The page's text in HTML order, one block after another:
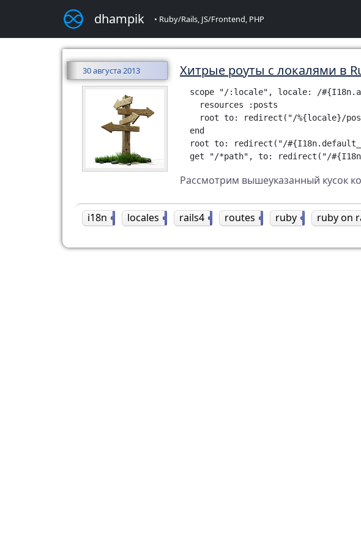
dhampik • Ruby/Rails, JS/Frontend, PHP
30 августа 2013 Хитрые роуты с локалями в
scope "/:locale", locale: /
    resources :posts
root to: redirect("/%{locale}/
  end
root to: redirect("/
Рассмотрим вышеуказанный кусок
i18n locales rails4 routes ruby ruby on